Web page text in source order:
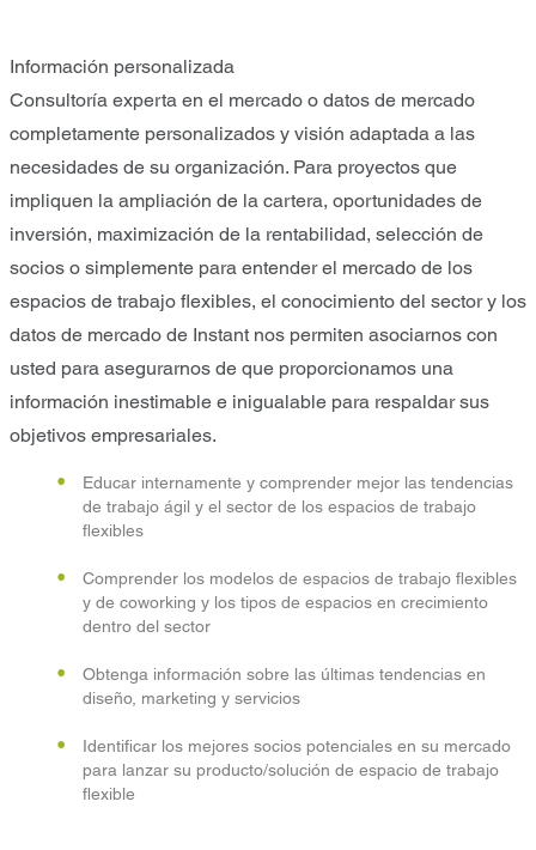
Información personalizada
Consultoría experta en el mercado o datos de mercado
completamente personalizados y visión adaptada a las
necesidades de su organización. Para proyectos que
impliquen la ampliación de la cartera, oportunidades de
inversión, maximización de la rentabilidad, selección de
socios o simplemente para entender el mercado de los
espacios de trabajo flexibles, el conocimiento del sector y los
datos de mercado de Instant nos permiten asociarnos con
usted para asegurarnos de que proporcionamos una
información inestimable e inigualable para respaldar sus
objetivos empresariales.
Educar internamente y comprender mejor las tendencias
de trabajo ágil y el sector de los espacios de trabajo
flexibles
Comprender los modelos de espacios de trabajo flexibles
y de coworking y los tipos de espacios en crecimiento
dentro del sector
Obtenga información sobre las últimas tendencias en
diseño, marketing y servicios
Identificar los mejores socios potenciales en su mercado
para lanzar su producto/solución de espacio de trabajo
flexible